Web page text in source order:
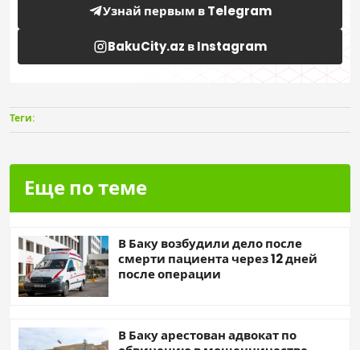
Узнай первым в Telegram
BakuCity.az в Instagram
Теги:
Еще по теме
В Баку возбудили дело после
смерти пациента через 12 дней
после операции
В Баку арестован адвокат по